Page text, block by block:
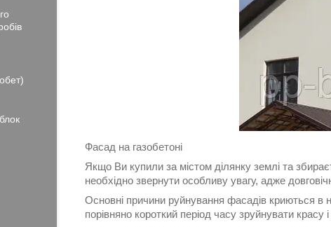
Фасад на газобетоні
Якщо Ви купили за містом ділянку землі та
необхідно звернути особливу увагу, адже
Основні причини руйнування фасадів криються в
порівняно короткий період часу зруйнувати красу